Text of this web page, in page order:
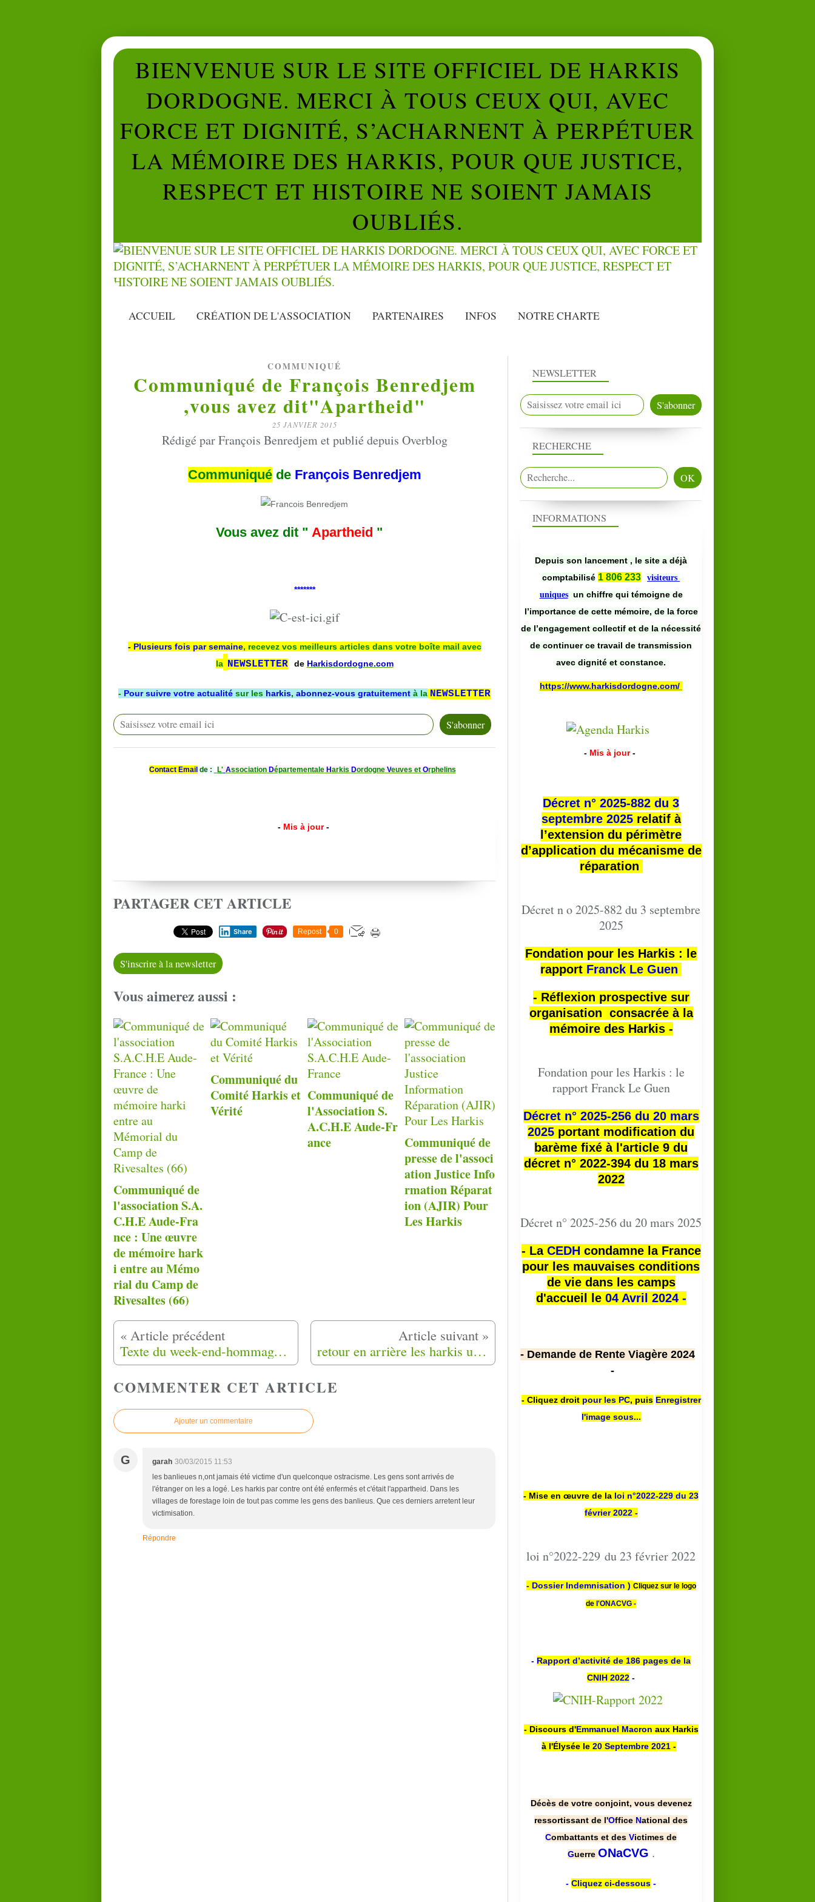
BIENVENUE SUR LE SITE OFFICIEL DE HARKIS
DORDOGNE. MERCI À TOUS CEUX QUI, AVEC
FORCE ET DIGNITÉ, S’ACHARNENT À PERPÉTUER
LA MÉMOIRE DES HARKIS, POUR QUE JUSTICE,
RESPECT ET HISTOIRE NE SOIENT JAMAIS
OUBLIÉS.
ACCUEIL CRÉATION DE L'ASSOCIATION PARTENAIRES INFOS NOTRE CHARTE
COMMUNIQUÉ
Communiqué de François Benredjem
,vous avez dit"Apartheid"
25 JANVIER 2015
Rédigé par François Benredjem et publié depuis Overblog
Communiquéde François Benredjem
Vous avez dit " Apartheid "
*******
- Plusieurs fois par semaine, recevez vos meilleurs articles dans votre boîte mail avec
la NEWSLETTER de Harkisdordogne.com
- Pour suivre votre actualité sur les harkis, abonnez-vous gratuitement à la NEWSLETTER
Contact Email de : L' AssociationDépartementaleHarkis DordogneVeuves et Orphelins
- Mis à jour -
PARTAGER CET ARTICLE
Share Repost 0
S'inscrire à la newsletter
Vous aimerez aussi :
Communiqué de
l'association S.A.
C.H.E Aude-Fra
nce : Une œuvre
de mémoire hark
i entre au Mémo
rial du Camp de
Rivesaltes (66)
Communiqué du
Comité Harkis et
Vérité
Communiqué de
l'Association S.
A.C.H.E Aude-Fr
ance
Communiqué de
presse de l'associ
ation Justice Info
rmation Réparat
ion (AJIR) Pour
Les Harkis
Texte du week-end-hommage aux harkis-. retour en arrière les harkis un travail de justice et de mémoire
COMMENTER CET ARTICLE
Ajouter un commentaire
G garah 30/03/2015 11:53
les banlieues n,ont jamais été victime d'un quelconque ostracisme. Les gens sont arrivés de
l'étranger on les a logé. Les harkis par contre ont été enfermés et c'était l'appartheid. Dans les
villages de forestage loin de tout pas comme les gens des banlieus. Que ces derniers arretent leur
victimisation.
Répondre
NEWSLETTER
RECHERCHE
INFORMATIONS
Depuis son lancement , le site a déjà
comptabilisé 1 806 233
visiteurs
uniques un chiffre qui témoigne de
l’importance de cette mémoire, de la force
de l’engagement collectif et de la nécessité
de continuer ce travail de transmission
avec dignité et constance.
https://www.harkisdordogne.com/
- Mis à jour -
Décret n° 2025-882 du 3
septembre 2025relatif à
l’extension du périmètre
d’application du mécanisme de
réparation
Décret n o 2025-882 du 3 septembre
2025
Fondation pour les Harkis : le
rapport Franck Le Guen
- Réflexion prospective sur
organisation consacrée à la
mémoire des Harkis -
Fondation pour les Harkis : le
rapport Franck Le Guen
Décret n° 2025-256 du 20 mars
2025 portant modification du
barème fixé à l'article 9 du
décret n° 2022-394 du 18 mars
2022
Décret n° 2025-256 du 20 mars 2025
- La CEDHcondamne la France
pour les mauvaises conditions
de vie dans les camps
d'accueil le 04 Avril 2024 -
- Demande de Rente Viagère 2024
-
- Cliquez droit pour les PC, puis Enregistrer
l'image sous...
- Mise en œuvre de la loi n°2022-229 du 23
février 2022 -
loi n°2022-229 du 23 février 2022
- Dossier Indemnisation ) Cliquez sur le logo
de l'ONACVG -
- Rapport d’activité de 186 pages de la
CNIH 2022 -
- Discours d'Emmanuel Macron aux Harkis
à l'Élysée le 20 Septembre 2021 -
Décès de votre conjoint, vous devenez
ressortissant de l'Office National des
Combattants et des Victimes de
Guerre ONaCVG .
- Cliquez ci-dessous -